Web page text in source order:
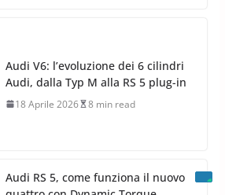
Audi V6: l’evoluzione dei 6 cilindri
Audi, dalla Typ M alla RS 5 plug-in
18 Aprile 2026 8 min read
Audi RS 5, come funziona il nuovo